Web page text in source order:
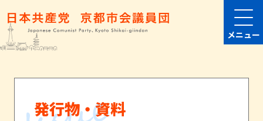
メニュー
発行物・資料